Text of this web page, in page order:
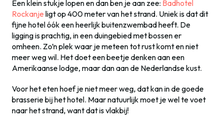
Een klein stukje lopen en dan ben je aan zee: Badhotel
Rockanje ligt op 400 meter van het strand. Uniek is dat dit
fijne hotel óók een heerlijk buitenzwembad heeft. De
ligging is prachtig, in een duingebied met bossen er
omheen. Zo’n plek waar je meteen tot rust komt en niet
meer weg wil. Het doet een beetje denken aan een
Amerikaanse lodge, maar dan aan de Nederlandse kust.
Voor het eten hoef je niet meer weg, dat kan in de goede
brasserie bij het hotel. Maar natuurlijk moet je wel te voet
naar het strand, want dat is vlakbij!